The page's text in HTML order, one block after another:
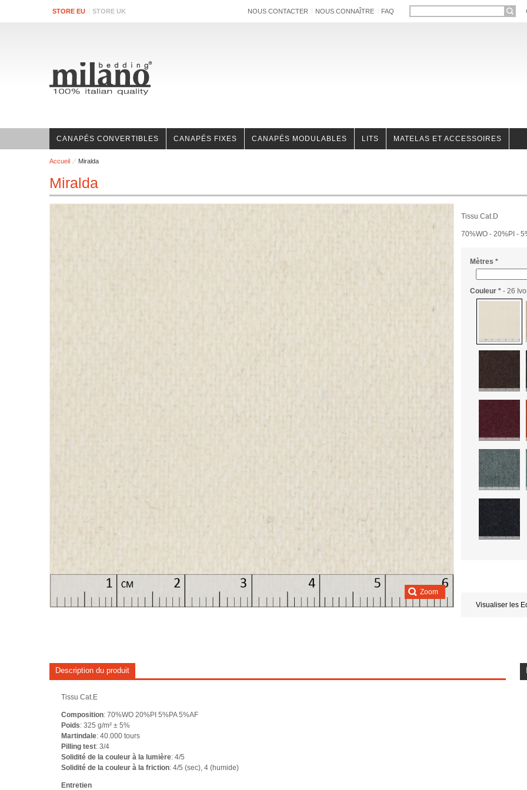
STORE EU STORE UK NOUS CONTACTER NOUS CONNAÎTRE FAQ
CANAPÉS CONVERTIBLES CANAPÉS FIXES CANAPÉS MODULABLES LITS MATELAS ET ACCESSOIRES
Accueil Miralda
Miralda
Zoom
Tissu Cat.D
70%WO - 20%PI -
Mètres *
Couleur* - 26
Visualiser les
Description du produit
Tissu Cat.E
Composition: 70%WO 20%PI 5%PA 5%AF
Poids: 325 g/m² ± 5%
Martindale: 40.000 tours
Pilling test: 3/4
Solidité de la couleur à la lumière: 4/5
Solidité de la couleur à la friction: 4/5 (sec), 4 (humide)
Entretien